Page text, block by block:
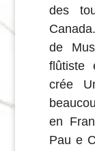
des
de
flûtiste
crée
en
Pau e